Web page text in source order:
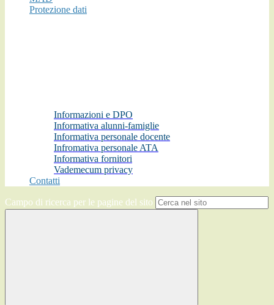
Protezione dati
Informazioni e DPO
Informativa alunni-famiglie
Informativa personale docente
Infromativa personale ATA
Informativa fornitori
Vademecum privacy
Contatti
Campo di ricerca per le pagine del sito